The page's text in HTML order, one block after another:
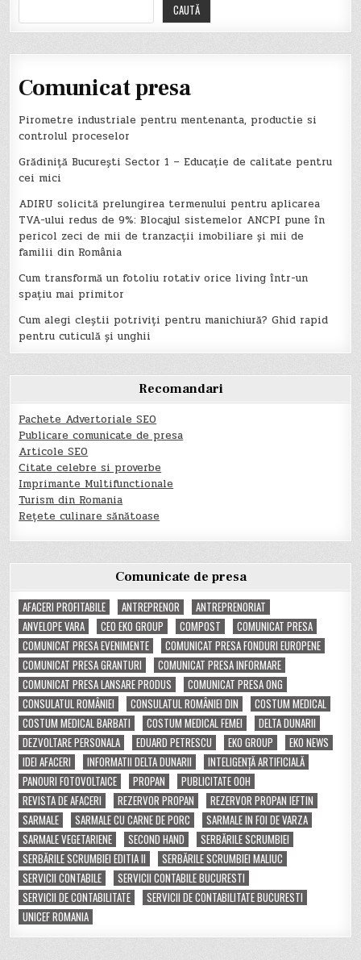
CAUTĂ
Comunicat presa
Pirometre industriale pentru mentenanta, productie si
controlul proceselor
Grădiniță București Sector 1 – Educație de calitate pentru
cei mici
ADIRU solicită prelungirea termenului pentru aplicarea
TVA-ului redus de 9%: Blocajul sistemelor ANCPI pune în
pericol zeci de mii de tranzacții imobiliare și mii de
familii din România
Cum transformă un fotoliu rotativ orice living într-un
spațiu mai primitor
Cum alegi cleștii potriviți pentru manichiură? Ghid rapid
pentru cuticulă și unghii
Recomandari
Pachete Advertoriale SEO
Publicare comunicate de presa
Articole SEO
Citate celebre si proverbe
Imprimante Multifunctionale
Turism din Romania
Rețete culinare sănătoase
Comunicate de presa
AFACERI PROFITABILE
ANTREPRENOR
ANTREPRENORIAT
ANVELOPE VARA
CEO EKO GROUP COMPOST
COMUNICAT PRESA
COMUNICAT PRESA EVENIMENTE
COMUNICAT PRESA FONDURI EUROPENE
COMUNICAT PRESA GRANTURI
COMUNICAT PRESA INFORMARE
COMUNICAT PRESA LANSARE PRODUS
COMUNICAT PRESA ONG
CONSULATUL ROMÂNIEI
CONSULATUL ROMÂNIEI DIN
COSTUM MEDICAL
COSTUM MEDICAL BARBATI
COSTUM MEDICAL FEMEI
DELTA DUNARII
DEZVOLTARE PERSONALA
EDUARD PETRESCU EKO GROUP
EKO NEWS
IDEI AFACERI
INFORMATII DELTA DUNARII
INTELIGENȚĂ ARTIFICIALĂ
PANOURI FOTOVOLTAICE
PROPAN
PUBLICITATE OOH
REVISTA DE AFACERI
REZERVOR PROPAN
REZERVOR PROPAN IEFTIN
SARMALE
SARMALE CU CARNE DE PORC
SARMALE IN FOI DE VARZA
SARMALE VEGETARIENE
SECOND HAND
SERBĂRILE SCRUMBIEI
SERBĂRILE SCRUMBIEI EDITIA II
SERBĂRILE SCRUMBIEI MALIUC
SERVICII CONTABILE
SERVICII CONTABILE BUCURESTI
SERVICII DE CONTABILITATE
SERVICII DE CONTABILITATE BUCURESTI
UNICEF ROMANIA